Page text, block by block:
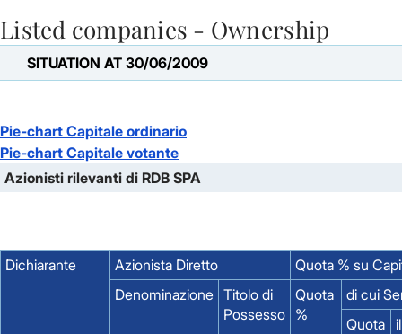
Skip to Main Content
Listed companies - Ownership
SITUATION AT 30/06/2009
Pie-chart Capitale ordinario
Pie-chart Capitale votante
Azionisti rilevanti di RDB SPA
Dichiarante Azionista Diretto
Quota % su
Denominazione Titolo di
Possesso
Quota
%
di cui
Quota